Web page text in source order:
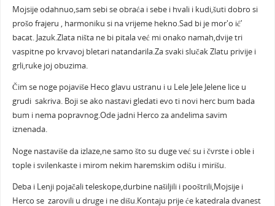
Mojsije odahnuo,sam sebi se obraća i sebe i hvali i kudi,šuti dobro si
prošo frajeru , harmoniku si na vrijeme hekno.Sad bi je mor'o ić’
bacat. Jazuk.Zlata ništa ne bi pitala već mi onako namah,dvije tri
vaspitne po krvavoj bletari natandarila.Za svaki slučak Zlatu privije i
grli,ruke joj obuzima.
Čim se noge pojaviše Heco glavu ustranu i u Lele Jele Jelene lice u
grudi sakriva. Boji se ako nastavi gledati evo ti novi herc bum bada
bum i nema popravnog.Ode jadni Herco za anđelima savim
iznenada.
Noge nastaviše da izlaze,ne samo što su duge već su i čvrste i oble i
tople i svilenkaste i mirom nekim haremskim odišu i mirišu.
Deba i Lenji pojačali teleskope,durbine našiljili i pooštrili,Mojsije i
Herco se zarovili u druge i ne dišu.Kontaju prije će katedrala dvanest